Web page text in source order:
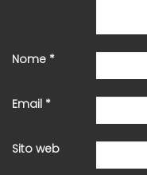
Nome *
Email *
Sito web